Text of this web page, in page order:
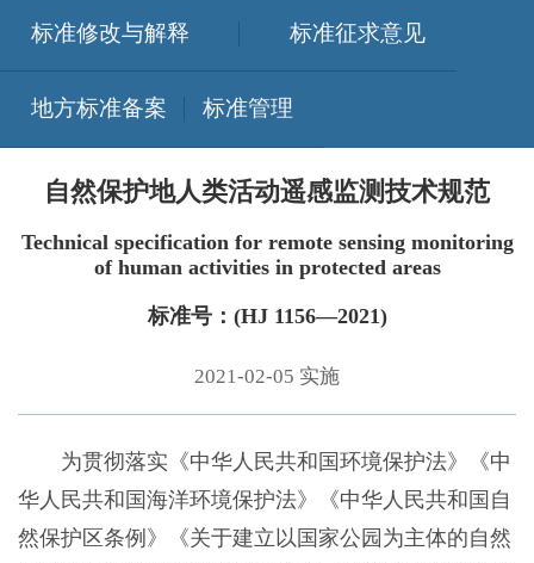
标准修改与解释 标准征求意见
地方标准备案 标准管理
自然保护地人类活动遥感监测技术规范
Technical specification for remote sensing monitoring
of human activities in protected areas
标准号：(HJ 1156—2021)
2021-02-05 实施
为贯彻落实《中华人民共和国环境保护法》《中
华人民共和国海洋环境保护法》《中华人民共和国自
然保护区条例》《关于建立以国家公园为主体的自然